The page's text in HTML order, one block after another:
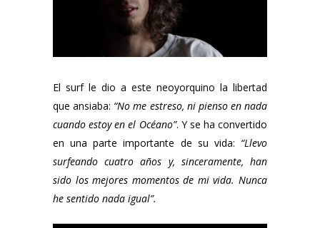
El surf le dio a este neoyorquino la libertad
que ansiaba: “No me estreso, ni pienso en nada
cuando estoy en el Océano”. Y se ha convertido
en una parte importante de su vida: “Llevo
surfeando cuatro años y, sinceramente, han
sido los mejores momentos de mi vida. Nunca
he sentido nada igual”.